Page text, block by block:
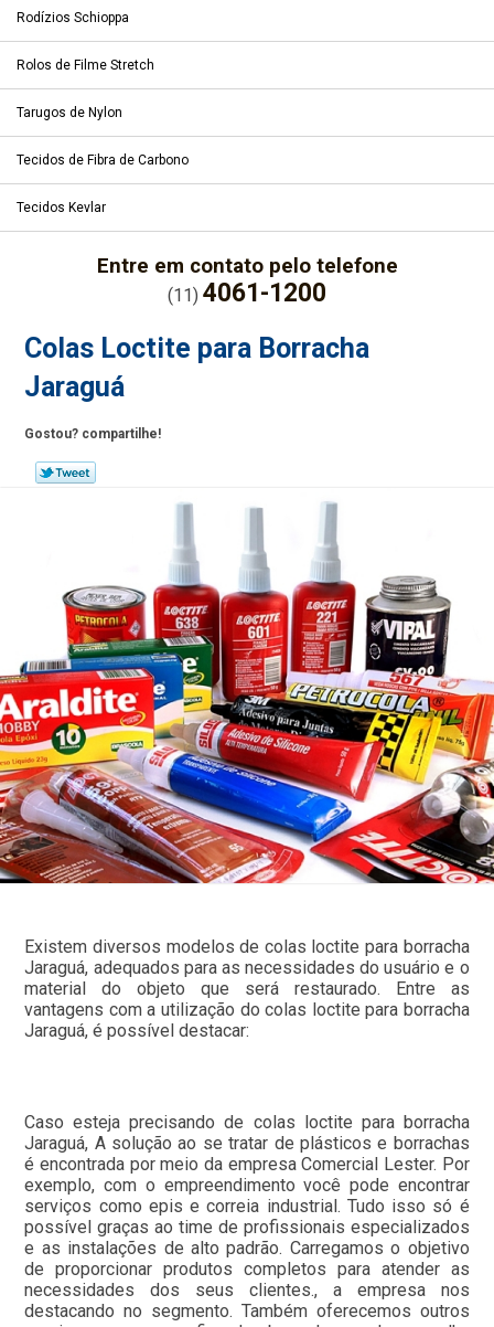
Rodízios Schioppa
Rolos de Filme Stretch
Tarugos de Nylon
Tecidos de Fibra de Carbono
Tecidos Kevlar
Entre em contato pelo telefone
(11) 4061-1200
Colas Loctite para Borracha
Jaraguá
Gostou? compartilhe!
Existem diversos modelos de colas loctite para borracha
Jaraguá, adequados para as necessidades do usuário e o
material do objeto que será restaurado. Entre as
vantagens com a utilização do colas loctite para borracha
Jaraguá, é possível destacar:
Caso esteja precisando de colas loctite para borracha
Jaraguá, A solução ao se tratar de plásticos e borrachas
é encontrada por meio da empresa Comercial Lester. Por
exemplo, com o empreendimento você pode encontrar
serviços como epis e correia industrial. Tudo isso só é
possível graças ao time de profissionais especializados
e as instalações de alto padrão. Carregamos o objetivo
de proporcionar produtos completos para atender as
necessidades dos seus clientes., a empresa nos
destacando no segmento. Também oferecemos outros